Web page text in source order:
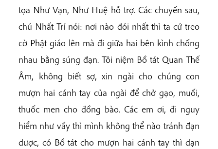
tọa Như Vạn, Như Huệ hỗ trợ. Các chuyến sau,
chú Nhất Trí nói: nơi nào đói nhất thì ta cứ treo
cờ Phật giáo lên mà đi giữa hai bên kình chống
nhau bằng súng đạn. Tôi niệm Bồ tát Quan Thế
Âm, không biết sợ, xin ngài cho chúng con
mượn hai cánh tay của ngài để chở gạo, muối,
thuốc men cho đồng bào. Các em ơi, đi nguy
hiểm như vầy thì mình không thể nào tránh đạn
được, có Bồ tát cho mượn hai cánh tay thì đạn